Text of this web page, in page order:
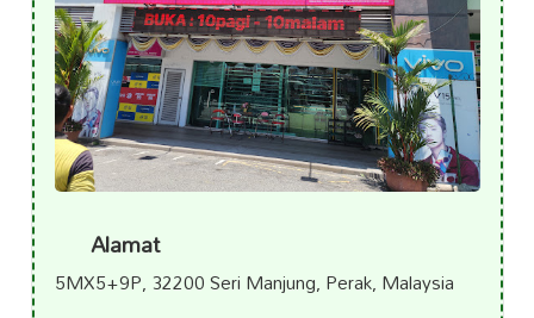
Alamat
5MX5+9P, 32200 Seri Manjung, Perak, Malaysia